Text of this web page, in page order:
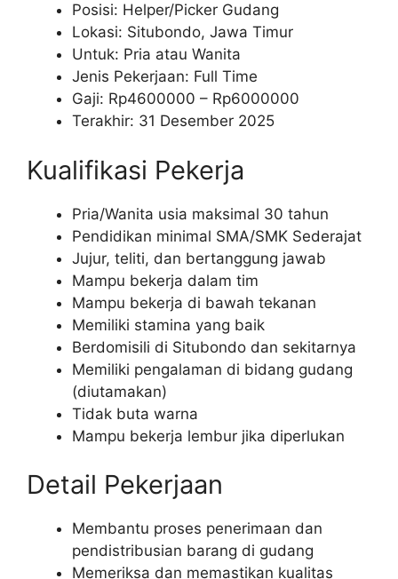
Posisi: Helper/Picker Gudang
Lokasi: Situbondo, Jawa Timur
Untuk: Pria atau Wanita
Jenis Pekerjaan: Full Time
Gaji: Rp4600000 – Rp6000000
Terakhir: 31 Desember 2025
Kualifikasi Pekerja
Pria/Wanita usia maksimal 30 tahun
Pendidikan minimal SMA/SMK Sederajat
Jujur, teliti, dan bertanggung jawab
Mampu bekerja dalam tim
Mampu bekerja di bawah tekanan
Memiliki stamina yang baik
Berdomisili di Situbondo dan sekitarnya
Memiliki pengalaman di bidang gudang
(diutamakan)
Tidak buta warna
Mampu bekerja lembur jika diperlukan
Detail Pekerjaan
Membantu proses penerimaan dan
pendistribusian barang di gudang
Memeriksa dan memastikan kualitas